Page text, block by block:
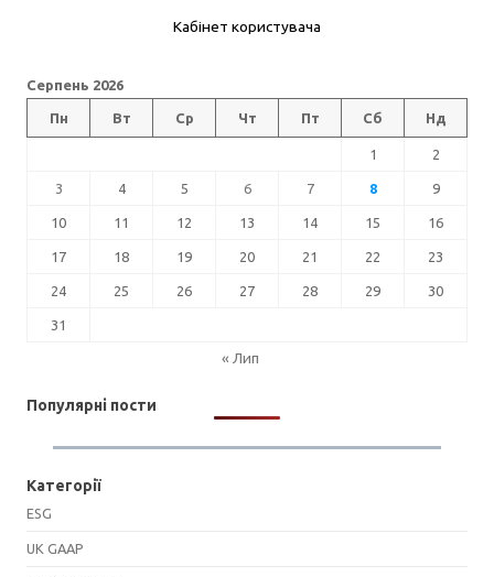
Кабінет користувача
Серпень 2026
Пн Вт Ср Чт Пт Сб Нд
1 2
3 4 5 6 7 8 9
10 11 12 13 14 15 16
17 18 19 20 21 22 23
24 25 26 27 28 29 30
31
« Лип
Популярні пости
Категорії
ESG
UK GAAP